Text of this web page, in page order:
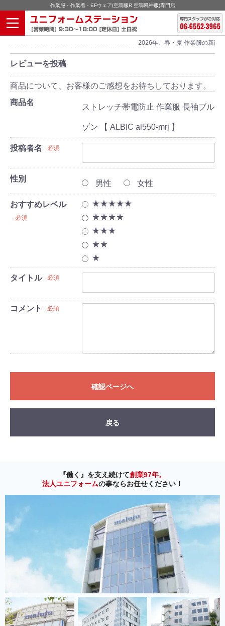
作業服・作業着・EFウェア(空調服R 空調風神服)専門店
2026年、春・夏 作業服の新商品
レビューを投稿
商品について、お客様のご感想をお待ちしております。
商品名
ストレッチ帯電防止 作業服 長袖ブル
ゾン 【 ALBIC al550-mrj 】
投稿者名 必須
性別
男性 女性
おすすめレベル
必須
★★★★★
★★★★
★★★
★★
★
タイトル 必須
コメント 必須
確認ページへ
戻る
『働く』を支え続けて創業97年。
法人ユニフォームの事ならお任せください！